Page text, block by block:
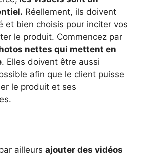
Réellement, ils doivent
et bien choisis pour inciter vos
le produit. Commencez par
nettes qui mettent en
. Elles doivent être aussi
afin que le client puisse
le produit et ses
ailleurs ajouter des vidéos